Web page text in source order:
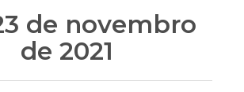
de novembro
de 2021